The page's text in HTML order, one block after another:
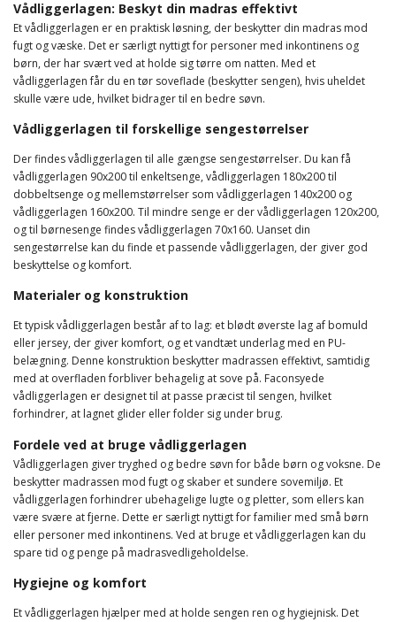
Vådliggerlagen: Beskyt din madras effektivt
Et vådliggerlagen er en praktisk løsning, der beskytter din madras mod
fugt og væske. Det er særligt nyttigt for personer med inkontinens og
børn, der har svært ved at holde sig tørre om natten. Med et
vådliggerlagen får du en tør soveflade (beskytter sengen), hvis uheldet
skulle være ude, hvilket bidrager til en bedre søvn.
Vådliggerlagen til forskellige sengestørrelser
Der findes vådliggerlagen til alle gængse sengestørrelser. Du kan få
vådliggerlagen 90x200 til enkeltsenge, vådliggerlagen 180x200 til
dobbeltsenge og mellemstørrelser som vådliggerlagen 140x200 og
vådliggerlagen 160x200. Til mindre senge er der vådliggerlagen 120x200,
og til børnesenge findes vådliggerlagen 70x160. Uanset din
sengestørrelse kan du finde et passende vådliggerlagen, der giver god
beskyttelse og komfort.
Materialer og konstruktion
Et typisk vådliggerlagen består af to lag: et blødt øverste lag af bomuld
eller jersey, der giver komfort, og et vandtæt underlag med en PU-
belægning. Denne konstruktion beskytter madrassen effektivt, samtidig
med at overfladen forbliver behagelig at sove på. Faconsyede
vådliggerlagen er designet til at passe præcist til sengen, hvilket
forhindrer, at lagnet glider eller folder sig under brug.
Fordele ved at bruge vådliggerlagen
Vådliggerlagen giver tryghed og bedre søvn for både børn og voksne. De
beskytter madrassen mod fugt og skaber et sundere sovemiljø. Et
vådliggerlagen forhindrer ubehagelige lugte og pletter, som ellers kan
være svære at fjerne. Dette er særligt nyttigt for familier med små børn
eller personer med inkontinens. Ved at bruge et vådliggerlagen kan du
spare tid og penge på madrasvedligeholdelse.
Hygiejne og komfort
Et vådliggerlagen hjælper med at holde sengen ren og hygiejnisk. Det